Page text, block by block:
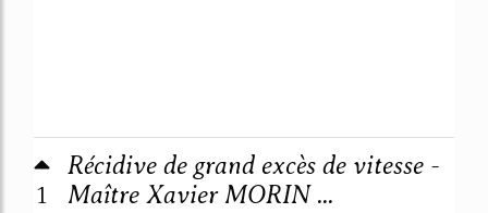
1
Récidive de grand excès de vitesse -
Maître Xavier MORIN ...